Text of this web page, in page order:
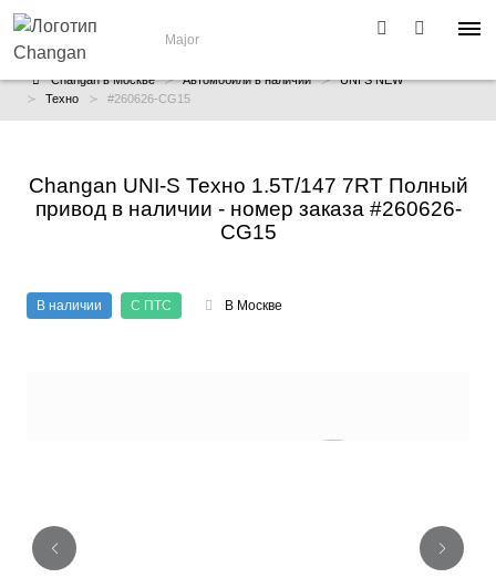
Major
Changan в Москве Автомобили в наличии
UNI S NEW
Техно
#260626-CG15
Changan UNI-S Техно 1.5T/147 7RT Полный
привод в наличии - номер заказа #260626-
CG15
В наличии С ПТС В Москве